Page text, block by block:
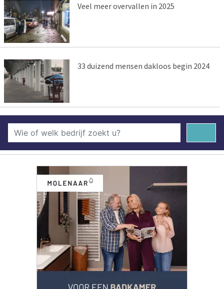
Veel meer overvallen in 2025
33 duizend mensen dakloos begin 2024